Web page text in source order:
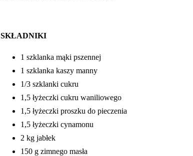
SKŁADNIKI
1 szklanka mąki pszennej
1 szklanka kaszy manny
1/3 szklanki cukru
1,5 łyżeczki cukru waniliowego
1,5 łyżeczki proszku do pieczenia
1,5 łyżeczki cynamonu
2 kg jabłek
150 g zimnego masła